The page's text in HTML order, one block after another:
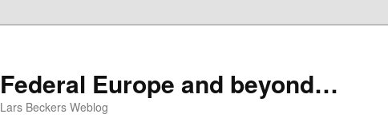
Federal Europe and beyond…
Lars Beckers Weblog